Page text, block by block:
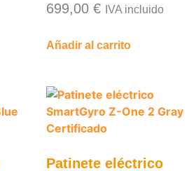
699,00 € IVA incluido
Añadir al carrito
Patinete eléctrico